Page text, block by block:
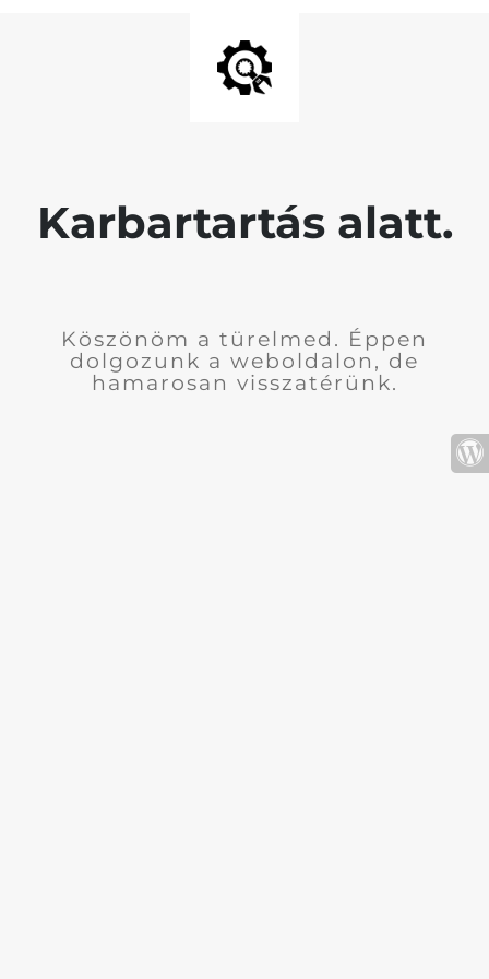
Karbartartás alatt.
Köszönöm a türelmed. Éppen
dolgozunk a weboldalon, de
hamarosan visszatérünk.